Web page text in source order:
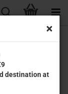
destination at
22) [Blu-ray]